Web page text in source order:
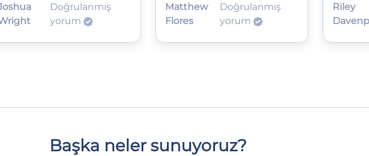
Doğrulanmış
yorum
Matthew
Flores
Doğrulanmış
yorum
Riley
Başka neler sunuyoruz?